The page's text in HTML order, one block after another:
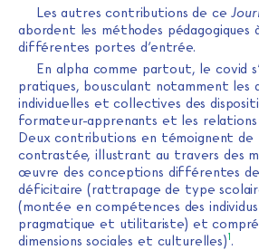
Les autres contributions de ce
abordent les méthodes pédagogiques
différentes portes d’entrée.
En alpha comme partout, le covid
pratiques, bousculant notamment les
individuelles et collectives des
formateur-apprenants et les
Deux contributions en témoignent de
contrastée, illustrant au travers des
œuvre des conceptions différentes de
déficitaire (rattrapage de type
(montée en compétences des
pragmatique et utilitariste) et
dimensions sociales et culturelles)1.